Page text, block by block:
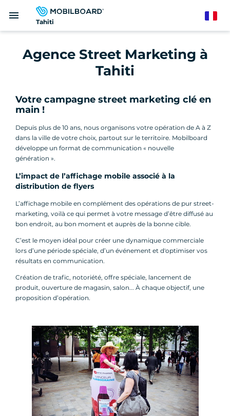
Tahiti
menu
Agence Street Marketing à
Tahiti
Votre campagne street marketing clé en
main !
Depuis plus de 10 ans, nous organisons votre opération de A à Z
dans la ville de votre choix, partout sur le territoire. Mobilboard
développe un format de communication « nouvelle
génération ».
L’impact de l’affichage mobile associé à la
distribution de flyers
L’affichage mobile en complément des opérations de pur street-
marketing, voilà ce qui permet à votre message d’être diffusé au
bon endroit, au bon moment et auprès de la bonne cible.
C’est le moyen idéal pour créer une dynamique commerciale
lors d’une période spéciale, d’un événement et d'optimiser vos
résultats en communication.
Création de trafic, notoriété, offre spéciale, lancement de
produit, ouverture de magasin, salon... À chaque objectif, une
proposition d’opération.